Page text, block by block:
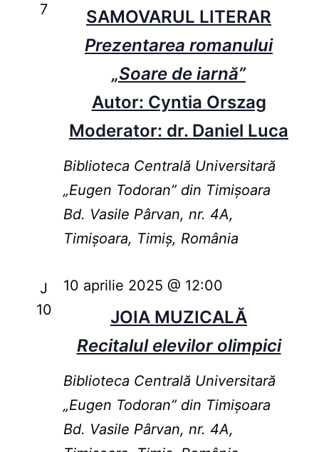
7
SAMOVARUL LITERAR
Prezentarea romanului
„Soare de iarnă”
Autor: Cyntia Orszag
Moderator: dr. Daniel Luca
Biblioteca Centrală Universitară
„Eugen Todoran” din Timişoara
Bd. Vasile Pârvan, nr. 4A,
Timișoara, Timiș, România
J
10
JOIA MUZICALĂ
Recitalul elevilor olimpici
10 aprilie 2025 @ 12:00
Biblioteca Centrală Universitară
„Eugen Todoran” din Timişoara
Bd. Vasile Pârvan, nr. 4A,